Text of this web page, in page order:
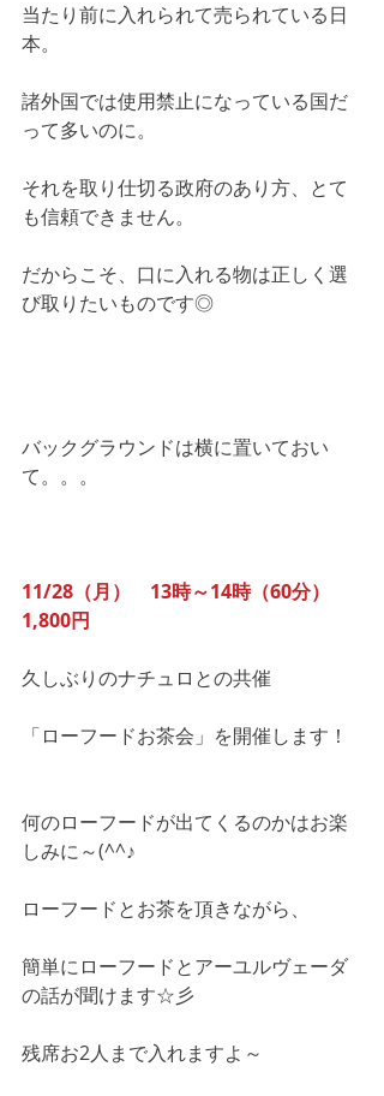
当たり前に入れられて売られている日
本。
諸外国では使用禁止になっている国だ
って多いのに。
それを取り仕切る政府のあり方、とて
も信頼できません。
だからこそ、口に入れる物は正しく選
び取りたいものです◎
バックグラウンドは横に置いておい
て。。。
11/28（月）　13時～14時（60分）
1,800円
久しぶりのナチュロとの共催
「ローフードお茶会」を開催します！
何のローフードが出てくるのかはお楽
しみに～(^^♪
ローフードとお茶を頂きながら、
簡単にローフードとアーユルヴェーダ
の話が聞けます☆彡
残席お2人まで入れますよ～